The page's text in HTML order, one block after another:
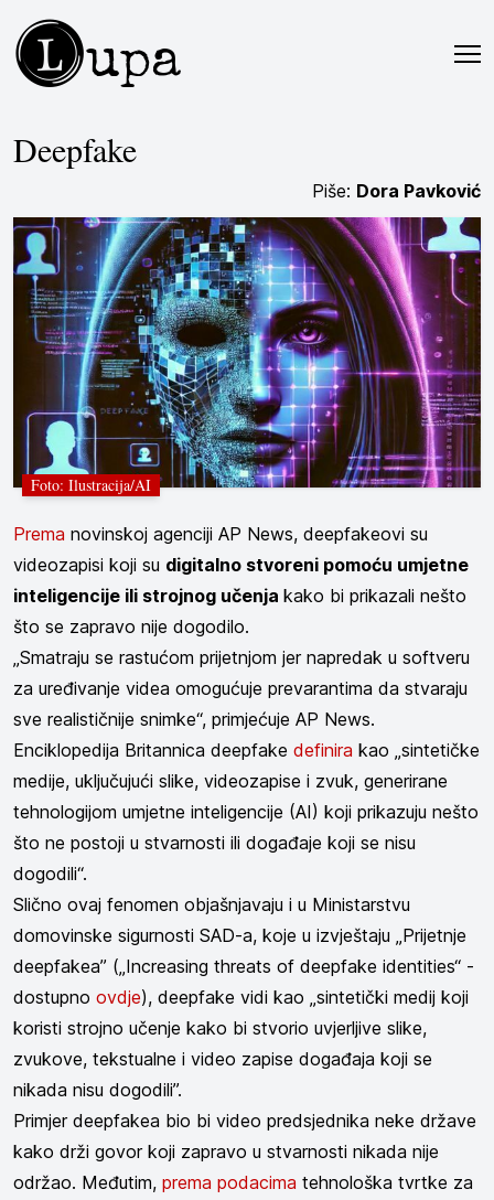
Lupa
Deepfake
Piše: Dora Pavković
Foto: Ilustracija/AI
Prema novinskoj agenciji AP News, deepfakeovi su
videozapisi koji su digitalno stvoreni pomoću umjetne
inteligencije ili strojnog učenja kako bi prikazali nešto
što se zapravo nije dogodilo.
„Smatraju se rastućom prijetnjom jer napredak u softveru
za uređivanje videa omogućuje prevarantima da stvaraju
sve realističnije snimke“, primjećuje AP News.
Enciklopedija Britannica deepfake definira kao „sintetičke
medije, uključujući slike, videozapise i zvuk, generirane
tehnologijom umjetne inteligencije (AI) koji prikazuju nešto
što ne postoji u stvarnosti ili događaje koji se nisu
dogodili“.
Slično ovaj fenomen objašnjavaju i u Ministarstvu
domovinske sigurnosti SAD-a, koje u izvještaju „Prijetnje
deepfakea” („Increasing threats of deepfake identities“ -
dostupno ovdje), deepfake vidi kao „sintetički medij koji
koristi strojno učenje kako bi stvorio uvjerljive slike,
zvukove, tekstualne i video zapise događaja koji se
nikada nisu dogodili”.
Primjer deepfakea bio bi video predsjednika neke države
kako drži govor koji zapravo u stvarnosti nikada nije
održao. Međutim, prema podacima tehnološka tvrtke za